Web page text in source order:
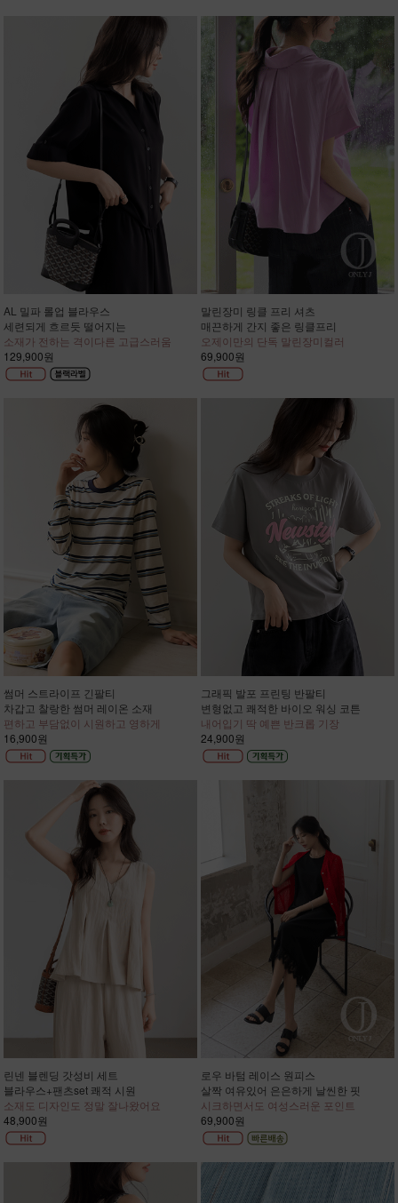
AL 밀파 롤업 블라우스
세련되게 흐르듯 떨어지는
소재가 전하는 격이다른 고급스러움
129,900원
말린장미 링클 프리 셔츠
매끈하게 간지 좋은 링클프리
오제이만의 단독 말린장미컬러
69,900원
썸머 스트라이프 긴팔티
차갑고 찰랑한 썸머 레이온 소재
편하고 부담없이 시원하고 영하게
16,900원
그래픽 발포 프린팅 반팔티
변형없고 쾌적한 바이오 워싱 코튼
내어입기 딱 예쁜 반크롭 기장
24,900원
린넨 블렌딩 갓성비 세트
블라우스+팬츠set 쾌적 시원
소재도 디자인도 정말 잘나왔어요
48,900원
로우 바텀 레이스 원피스
살짝 여유있어 은은하게 날씬한 핏
시크하면서도 여성스러운 포인트
69,900원